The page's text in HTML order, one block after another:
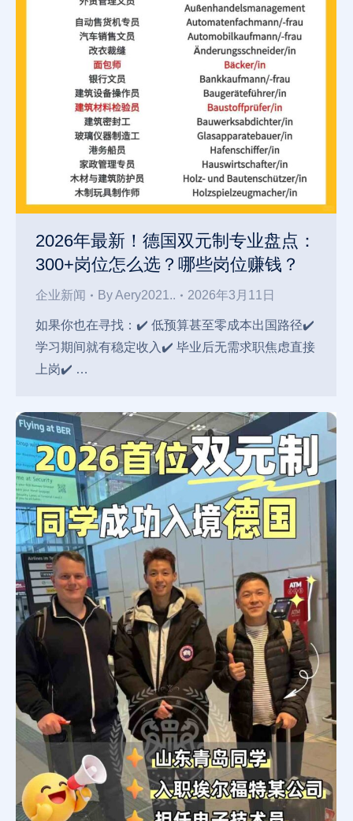
2026年最新！德国双元制专业盘点：
300+岗位怎么选？哪些岗位赚钱？
企业新闻 ByAery2021.. 2026年3月11日
如果你也在寻找：✔️ 低预算甚至零成本出国路径✔️
学习期间就有稳定收入✔️ 毕业后无需求职焦虑直接
上岗✔️ …